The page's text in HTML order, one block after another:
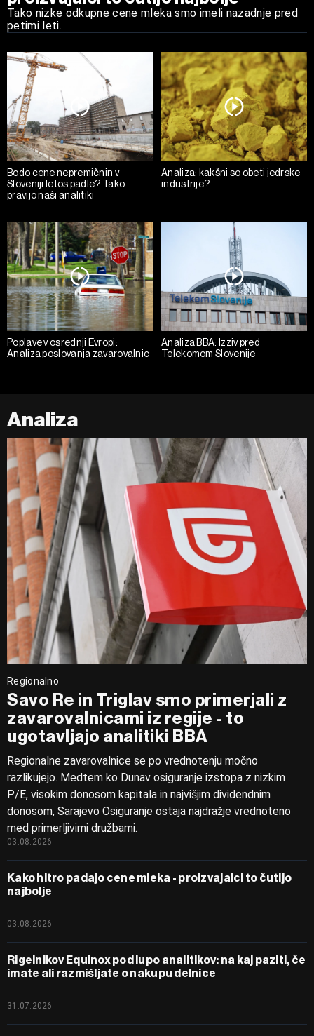
Tako nizke odkupne cene mleka smo imeli nazadnje pred
petimi leti.
Bodo cene nepremičnin v
Sloveniji letos padle? Tako
pravijo naši analitiki
Analiza: kakšni so obeti jedrske
industrije?
Poplave v osrednji Evropi:
Analiza poslovanja zavarovalnic
Analiza BBA: Izziv pred
Telekomom Slovenije
Analiza
Regionalno
Savo Re in Triglav smo primerjali z
zavarovalnicami iz regije - to
ugotavljajo analitiki BBA
Regionalne zavarovalnice se po vrednotenju močno
razlikujejo. Medtem ko Dunav osiguranje izstopa z nizkim
P/E, visokim donosom kapitala in najvišjim dividendnim
donosom, Sarajevo Osiguranje ostaja najdražje vrednoteno
med primerljivimi družbami.
03.08.2026
Kako hitro padajo cene mleka - proizvajalci to čutijo
najbolje
03.08.2026
Rigelnikov Equinox pod lupo analitikov: na kaj paziti, če
imate ali razmišljate o nakupu delnice
31.07.2026